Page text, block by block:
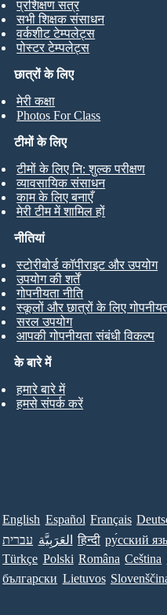
छात्रों के लिए
मेरी कक्षा
Photos For Class
प्रशिक्षण सत्र
सभी शिक्षक संसाधन
वर्कशीट टेम्पलेट्स
पोस्टर टेम्पलेट्स
टीमों के लिए
टीमों के लिए नि: शुल्क परीक्षण
व्यावसायिक संसाधन
काम के लिए बनाएँ
मेरी टीम में शामिल हों
के बारे में
हमारे बारे में
हमसे संपर्क करें
नीतियां
स्टोरीबोर्ड कॉपीराइट और उपयोग
उपयोग की शर्तें
गोपनीयता नीति
स्कूलों और छात्रों के लिए
सरल उपयोग
आपकी गोपनीयता संबंधी विकल्प
English Español Français
עברית العَرَبِيَّة हिन्दी ру́сский
Türkçe Polski Româna Ceština
български Lietuvos